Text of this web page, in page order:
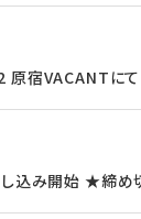
原宿VACANTに
し込み開始 ★締